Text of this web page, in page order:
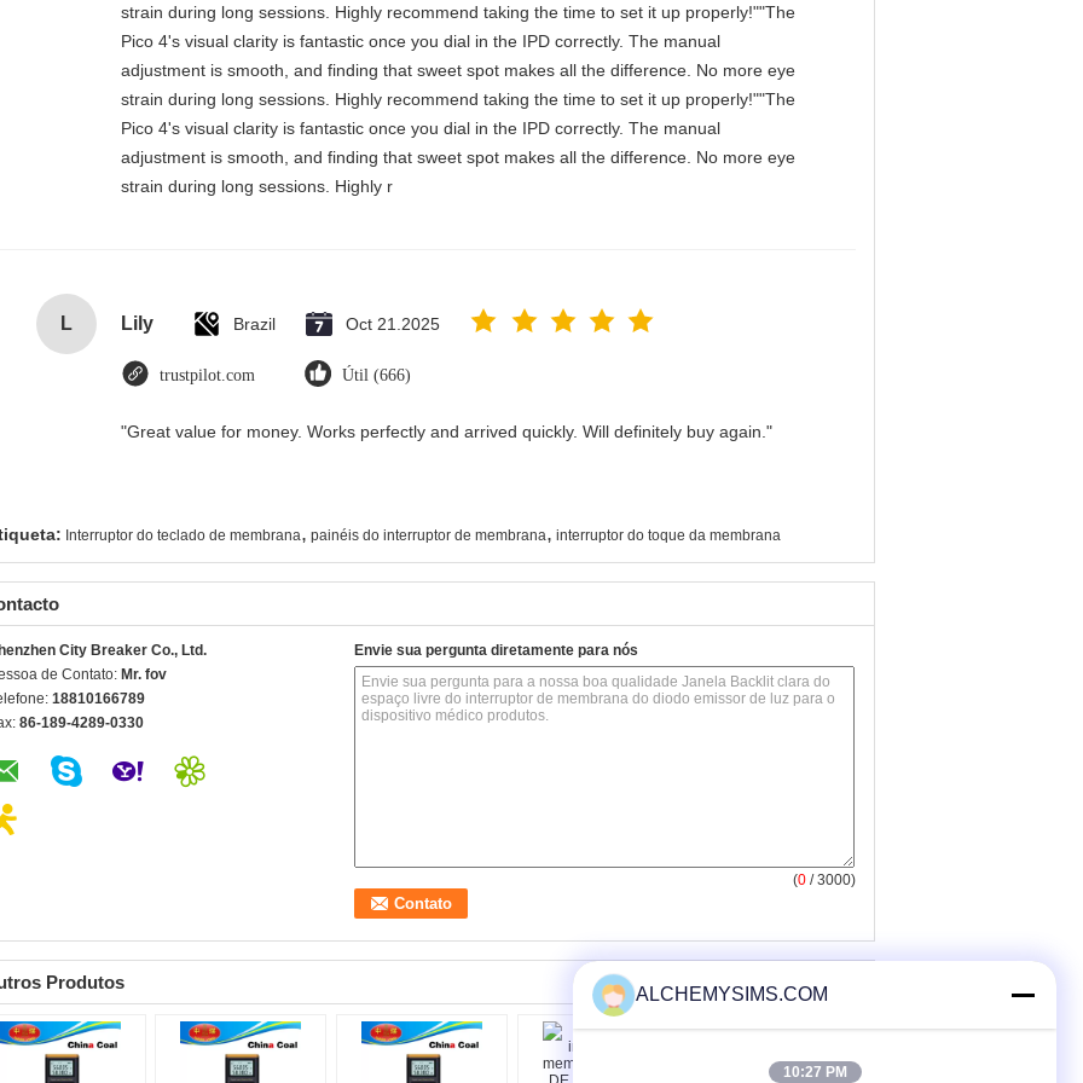
strain during long sessions. Highly recommend taking the time to set it up properly!""The
Pico 4's visual clarity is fantastic once you dial in the IPD correctly. The manual
adjustment is smooth, and finding that sweet spot makes all the difference. No more eye
strain during long sessions. Highly recommend taking the time to set it up properly!""The
Pico 4's visual clarity is fantastic once you dial in the IPD correctly. The manual
adjustment is smooth, and finding that sweet spot makes all the difference. No more eye
strain during long sessions. Highly r
L Lily Brazil Oct 21.2025
trustpilot.com Útil (666)
"Great value for money. Works perfectly and arrived quickly. Will definitely buy again."
Interruptor do teclado de membrana, painéis do interruptor de membrana, interruptor do toque da membrana
City Breaker Co., Ltd.
de Contato: Mr. fov
18810166789
86-189-4289-0330
Envie sua pergunta diretamente para nós
(0 / 3000)
Produtos
ALCHEMYSIMS.COM
10:27 PM